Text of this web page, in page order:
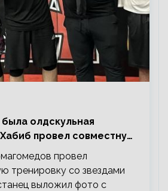
олдскульная
провел совместную
со звездами UFC
провел
тренировку со звездами
выложил фото с